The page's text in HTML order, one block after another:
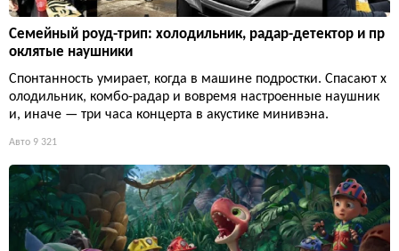
Семейный роуд-трип: холодильник, радар-детектор и пр
оклятые наушники
Спонтанность умирает, когда в машине подростки. Спасают х
олодильник, комбо-радар и вовремя настроенные наушник
и, иначе — три часа концерта в акустике минивэна.
Авто 9 321